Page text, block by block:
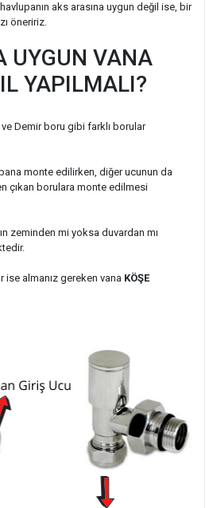
aks arasına uygun değil ise, bir
öneririz.
UYGUN VANA
YAPILMALI?
ve Demir boru gibi farklı borular
monte edilirken, diğer ucunun da
çıkan borulara monte edilmesi
zeminden mi yoksa duvardan mı
ise almanız gereken vana KÖŞE